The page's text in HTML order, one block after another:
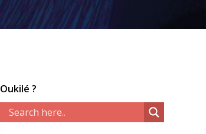
Oukilé ?